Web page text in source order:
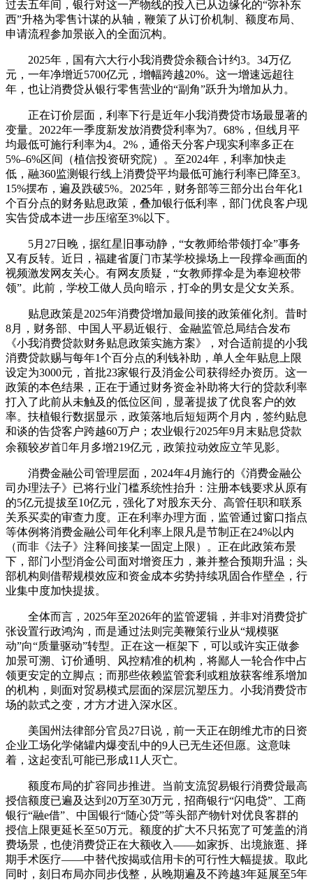
过去五年间，银行对这一产物线的投入已从边缘化的“弥补东
西”升格为零售计谋的从轴，鞭策了从订价机制、额度布局、
申请流程参加景嵌入的全面沉构。
2025年，国有六大行小我消费贷余额合计约3。34万亿
元，一年净增近5700亿元，增幅跨越20%。这一增速远超往
年，也让消费贷从银行零售营业的“副角”跃升为增加从力。
正在订价层面，利率下行是近年小我消费贷市场最显著的
变量。2022年一季度新发放消费贷利率为7。68%，但线月平
均最低可施行利率为4。2%，通俗天分客户现实利率多正在
5%–6%区间（植信投资研究院）。至2024年，利率加快走
低，融360监测银行线上消费贷平均最低可施行利率已降至3。
15%摆布，遍及跌破5%。2025年，财务部等三部分出台年化1
个百分点的财务贴息政策，叠加银行低利率，部门优良客户现
实告贷成本进一步压缩至3%以下。
5月27日晚，据红星旧事动静，“女教师给带领打伞”事务
又有反转。近日，福建省厦门市某学校操场上一段撑伞画面的
视频激发网友关心。有网友质疑，“女教师撑伞是为奉迎校带
领”。此前，学校工做人员向暗示，打伞的男女是父女关系。
贴息政策是2025年消费贷增加最间接的政策催化剂。昔时
8月，财务部、中国人平易近银行、金融监管总局结合发布
《小我消费贷款财务贴息政策实施方案》，对合适前提的小我
消费贷款赐与每年1个百分点的利钱补助，单人全年贴息上限
设定为3000元，首批23家银行及消金公司获得经办资历。这一
政策的本色结果，正在于通过财务资金补助将大行的贷款利率
打入了此前从未触及的低位区间，显著提拔了优良客户的效
率。扶植银行数据显示，政策落地后短短两个月内，签约贴息
和谈的告贷客户跨越60万户；农业银行2025年9月末贴息贷款
余额较岁首年月多增219亿元，政策拉动效应立竿见影。
消费金融公司管理层面，2024年4月施行的《消费金融公
司办理法子》已将行业门槛系统性抬升：注册本钱要求从原有
的5亿元提拔至10亿元，强化了对股东天分、高管任职和联系
关系买卖的审查力度。正在利率办理方面，监管通过窗口指点
等体例将消费金融公司年化利率上限凡是节制正在24%以内
（而非《法子》注释间接某一固定上限）。正在此政策布景
下，部门小型消金公司面对增资压力，兼并整合预期升温；头
部机构则借帮规模效应和资金成本劣势持续巩固合作壁垒，行
业集中度加快提拔。
全体而言，2025年至2026年的监管逻辑，并非对消费贷扩
张设置行政鸿沟，而是通过法则完美鞭策行业从“规模驱
动”向“质量驱动”转型。正在这一框架下，可以或许实正做参
加景可溯、订价通明、风控精准的机构，将鄙人一轮合作中占
领更安定的立脚点；而那些依赖监管套利或粗放获客维系增加
的机构，则面对贸易模式层面的深层沉塑压力。小我消费贷市
场的款式之变，才方才进入深水区。
美国州法律部分官员27日说，前一天正在朗维尤市的日资
企业工场化学储罐内爆变乱中的9人已无生还但愿。这意味
着，这起变乱可能已形成11人灭亡。
额度布局的扩容同步推进。当前支流贸易银行消费贷最高
授信额度已遍及达到20万至30万元，招商银行“闪电贷”、工商
银行“融e借”、中国银行“随心贷”等头部产物针对优良客群的
授信上限更延长至50万元。额度的扩大不只拓宽了可笼盖的消
费场景，也使消费贷正在大额收入——如家拆、出境旅逛、择
期手术医疗——中替代按揭或信用卡的可行性大幅提拔。取此
同时，刻日布局亦同步伐整，从晚期遍及不跨越3年延展至5年